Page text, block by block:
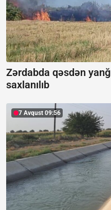
Zərdabda qəsdən
saxlanılıb
7 Avqust 09:56